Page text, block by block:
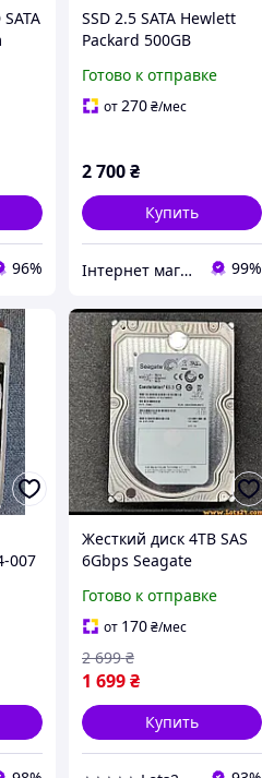
96%
SSD 2.5 SATA Hewlett
Packard 500GB
Готово к отправке
от270 ₴/мес
2 700 ₴
Купить
Інтернет магазин "KSEON" 99%
007
Жесткий диск 4TB SAS
6Gbps Seagate
накопитель HDD для
RAID NAS Dell
PowerEdge HP ProLiant
Z820
Готово к отправке
от 170 ₴/мес
1 699 ₴
2 699 ₴
Купить